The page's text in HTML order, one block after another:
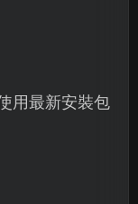
用最新安裝包